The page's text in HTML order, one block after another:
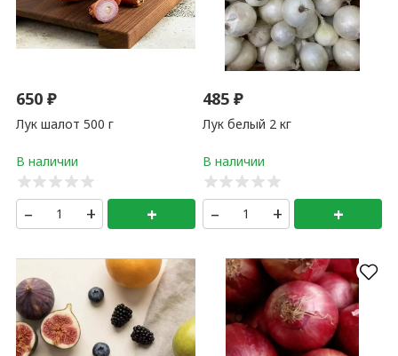
650₽
Лук шалот 500 г
– + +
485₽
Лук белый 2 кг
– + +